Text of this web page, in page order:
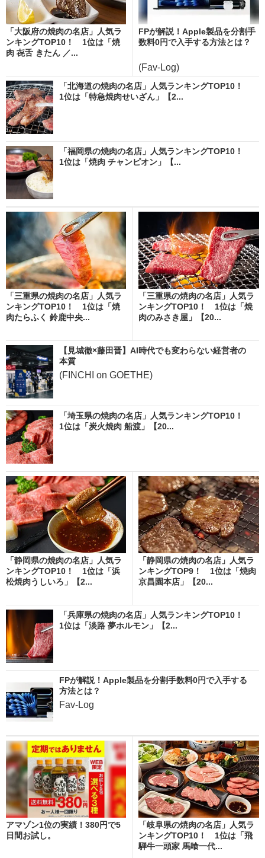
「大阪府の焼肉の名店」人気ラ
ンキングTOP10！ 1位は「焼
肉 㐂舌 きたん ／...
FPが解説！Apple製品を分割手
数料0円で入手する方法とは？
(Fav-Log)
「北海道の焼肉の名店」人気ランキングTOP10！
1位は「特急焼肉せいざん」【2...
「福岡県の焼肉の名店」人気ランキングTOP10！
1位は「焼肉 チャンピオン」【...
「三重県の焼肉の名店」人気ラ
ンキングTOP10！ 1位は「焼
肉たらふく 鈴鹿中央...
「三重県の焼肉の名店」人気ラ
ンキングTOP10！ 1位は「焼
肉のみさき屋」【20...
【見城徹×藤田晋】AI時代でも変わらない経営者の
本質
(FINCHI on GOETHE)
「埼玉県の焼肉の名店」人気ランキングTOP10！
1位は「炭火焼肉 船渡」【20...
「静岡県の焼肉の名店」人気ラ
ンキングTOP10！ 1位は「浜
松焼肉うしいろ」【2...
「静岡県の焼肉の名店」人気ラ
ンキングTOP9！ 1位は「焼肉
京昌園本店」【20...
「兵庫県の焼肉の名店」人気ランキングTOP10！
1位は「淡路 夢ホルモン」【2...
FPが解説！Apple製品を分割手数料0円で入手する
方法とは？
Fav-Log
アマゾン1位の実績！380円で5
日間お試し。
「岐阜県の焼肉の名店」人気ラ
ンキングTOP10！ 1位は「飛
騨牛一頭家 馬喰一代...